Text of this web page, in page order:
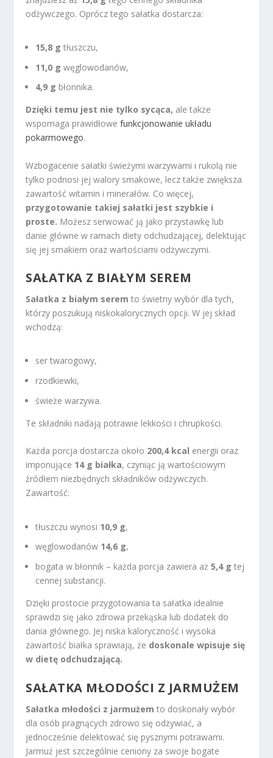
odżywczego. Oprócz tego sałatka dostarcza:
15,8 g tłuszczu,
11,0 g węglowodanów,
4,9 g błonnika.
Dzięki temu jest nie tylko sycąca, ale także
wspomaga prawidłowefunkcjonowanie układu
pokarmowego.
Wzbogacenie sałatki świeżymi warzywami i rukolą nie
tylko podnosi jej walory smakowe, lecz także zwiększa
zawartość witamin i minerałów. Co więcej,
przygotowanie takiej sałatki jest szybkie i
proste. Możesz serwować ją jako przystawkę lub
danie główne w ramach diety odchudzającej, delektując
się jej smakiem oraz wartościami odżywczymi.
SAŁATKA Z BIAŁYM SEREM
Sałatka z białym serem to świetny wybór dla tych,
którzy poszukują niskokalorycznych opcji. W jej skład
wchodzą:
ser twarogowy,
rzodkiewki,
świeże warzywa.
Te składniki nadają potrawie lekkości i chrupkości.
Każda porcja dostarcza około 200,4 kcal energii oraz
imponujące 14 g białka, czyniąc ją wartościowym
źródłem niezbędnych składników odżywczych.
Zawartość:
tłuszczu wynosi 10,9 g,
węglowodanów 14,6 g,
bogata w błonnik – każda porcja zawiera aż5,4 g tej
cennej substancji.
Dzięki prostocie przygotowania ta sałatka idealnie
sprawdzi się jako zdrowa przekąska lub dodatek do
dania głównego. Jej niska kaloryczność i wysoka
zawartość białka sprawiają, że doskonale wpisuje się
w dietę odchudzającą.
SAŁATKA MŁODOŚCI Z JARMUŻEM
Sałatka młodości z jarmużem to doskonały wybór
dla osób pragnących zdrowo się odżywiać, a
jednocześnie delektować się pysznymi potrawami.
Jarmuż jest szczególnie ceniony za swoje bogate